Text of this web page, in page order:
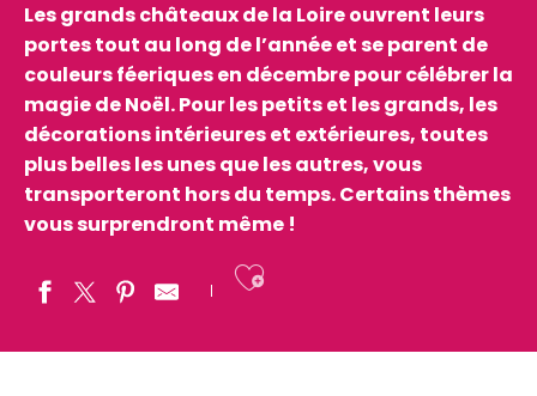
Les grands châteaux de la Loire ouvrent leurs
portes tout au long de l’année et se parent de
couleurs féeriques en décembre pour célébrer la
magie de Noël. Pour les petits et les grands, les
décorations intérieures et extérieures, toutes
plus belles les unes que les autres, vous
transporteront hors du temps. Certains thèmes
vous surprendront même !
Ajouter aux